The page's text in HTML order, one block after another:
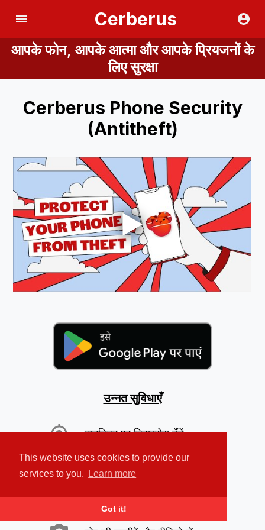
This website uses cookies to provide our
services to you.
Learn more
Got it!
Cerberus
आपके फोन, आपके आत्मा और आपके प्रियजनों के
लिए सुरक्षा
Cerberus Phone Security
(Antitheft)
उन्नत सुविधाएँ
मानचित्र पर डिवाइसेस ढूँढें
तेज़ अलार्म ध्वनि बजाएँ
अपने व्यक्तिगत डेटा की सुरक्षा करें